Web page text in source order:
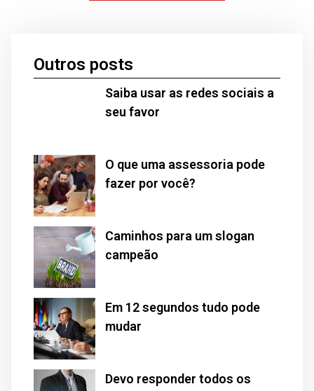
Outros posts
Saiba usar as redes sociais a
seu favor
O que uma assessoria pode
fazer por você?
Caminhos para um slogan
campeão
Em 12 segundos tudo pode
mudar
Devo responder todos os